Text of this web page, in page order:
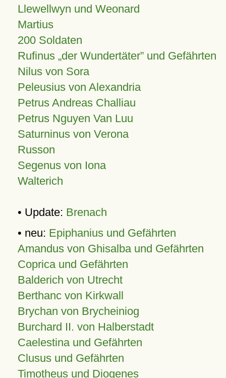
Llewellwyn und Weonard
Martius
200 Soldaten
Rufinus „der Wundertäter” und Gefährten
Nilus von Sora
Peleusius von Alexandria
Petrus Andreas Challiau
Petrus Nguyen Van Luu
Saturninus von Verona
Russon
Segenus von Iona
Walterich
• Update: Brenach
• neu: Epiphanius und Gefährten
Amandus von Ghisalba und Gefährten
Coprica und Gefährten
Balderich von Utrecht
Berthanc von Kirkwall
Brychan von Brycheiniog
Burchard II. von Halberstadt
Caelestina und Gefährten
Clusus und Gefährten
Timotheus und Diogenes